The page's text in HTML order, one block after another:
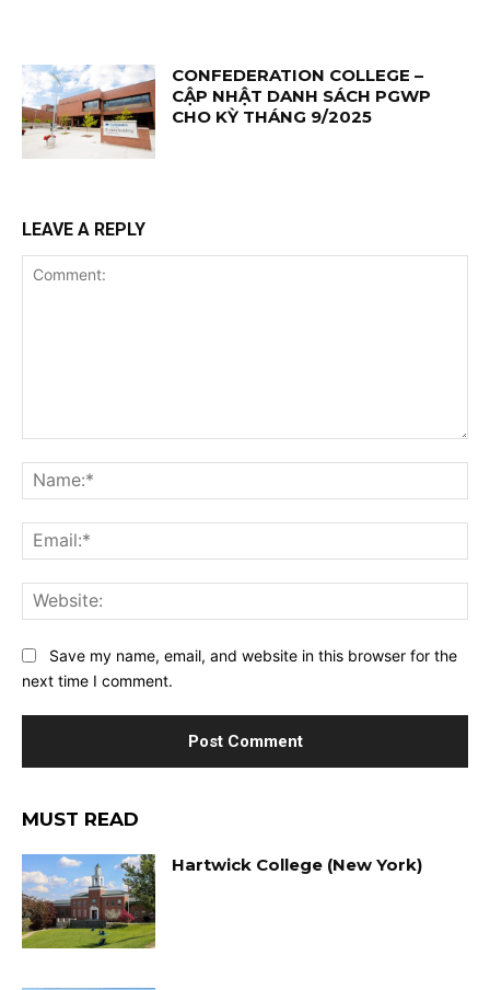
CONFEDERATION COLLEGE –
CẬP NHẬT DANH SÁCH PGWP
CHO KỲ THÁNG 9/2025
LEAVE A REPLY
Save my name, email, and website in this browser for the
next time I comment.
MUST READ
Hartwick College (New York)